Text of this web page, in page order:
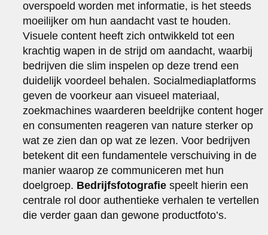
editorial
travel
commercial
fashion
contact
info@markhorn.nl
+31650600601
about
overspoeld worden met informatie, is het steeds
moeilijker om hun aandacht vast te houden.
Visuele content heeft zich ontwikkeld tot een
krachtig wapen in de strijd om aandacht, waarbij
bedrijven die slim inspelen op deze trend een
duidelijk voordeel behalen. Socialmediaplatforms
geven de voorkeur aan visueel materiaal,
zoekmachines waarderen beeldrijke content hoger
en consumenten reageren van nature sterker op
wat ze zien dan op wat ze lezen. Voor bedrijven
betekent dit een fundamentele verschuiving in de
manier waarop ze communiceren met hun
doelgroep. Bedrijfsfotografie speelt hierin een
centrale rol door authentieke verhalen te vertellen
die verder gaan dan gewone productfoto’s.